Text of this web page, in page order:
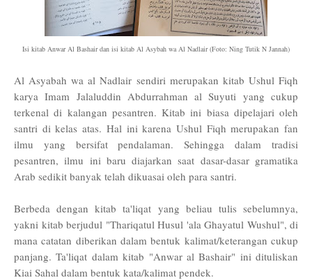
Isi kitab Anwar Al Bashair dan isi kitab Al Asybah wa Al Nadlair (Foto: Ning Tutik N Jannah)
Al Asyabah wa al Nadlair sendiri merupakan kitab Ushul Fiqh
karya Imam Jalaluddin Abdurrahman al Suyuti yang cukup
terkenal di kalangan pesantren. Kitab ini biasa dipelajari oleh
santri di kelas atas. Hal ini karena Ushul Fiqh merupakan fan
ilmu yang bersifat pendalaman. Sehingga dalam tradisi
pesantren, ilmu ini baru diajarkan saat dasar-dasar gramatika
Arab sedikit banyak telah dikuasai oleh para santri.
Berbeda dengan kitab ta'liqat yang beliau tulis sebelumnya,
yakni kitab berjudul "Thariqatul Husul 'ala Ghayatul Wushul", di
mana catatan diberikan dalam bentuk kalimat/keterangan cukup
panjang. Ta'liqat dalam kitab "Anwar al Bashair" ini dituliskan
Kiai Sahal dalam bentuk kata/kalimat pendek.